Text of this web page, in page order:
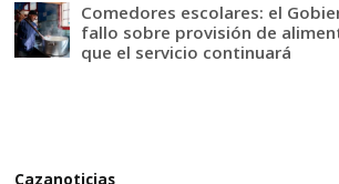
Comedores escolares: el
fallo sobre provisión de
que el servicio continuará
Cazanoticias